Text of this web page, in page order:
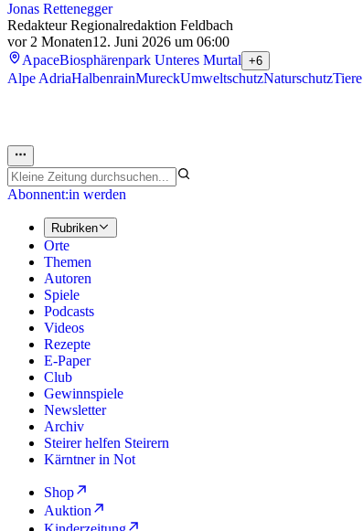
Jonas Rettenegger
Redakteur Regionalredaktion Feldbach
vor 2 Monaten12. Juni 2026 um 06:00
ApaceBiosphärenpark Unteres Murtal +6
Alpe AdriaHalbenrainMureckUmweltschutzNaturschutzTiere
Abonnent:in werden
Rubriken
Orte
Themen
Autoren
Spiele
Podcasts
Videos
Rezepte
E-Paper
Club
Gewinnspiele
Newsletter
Archiv
Steirer helfen Steirern
Kärntner in Not
Shop
Auktion